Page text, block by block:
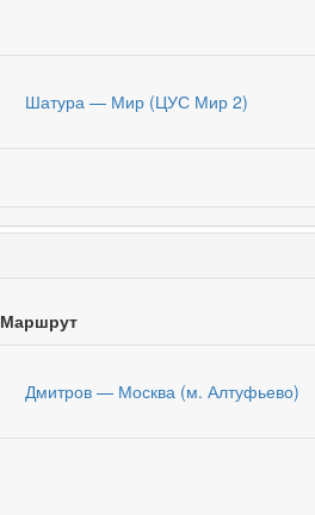
Шатура — Мир (ЦУС Мир 2)
Маршрут
Дмитров — Москва (м. Алтуфьево)